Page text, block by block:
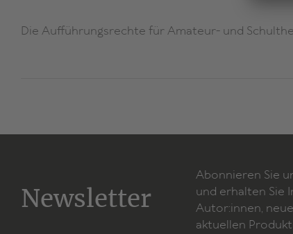
Die Aufführungsrechte für Amateur- und
Newsletter
Abonnieren Sie
und erhalten Sie
Autor:innen,
aktuellen